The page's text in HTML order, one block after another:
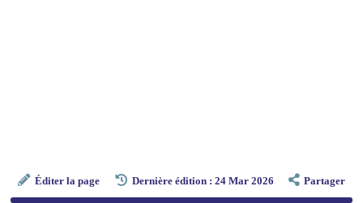
Éditer la page Dernière édition : 24 Mar 2026 Partager